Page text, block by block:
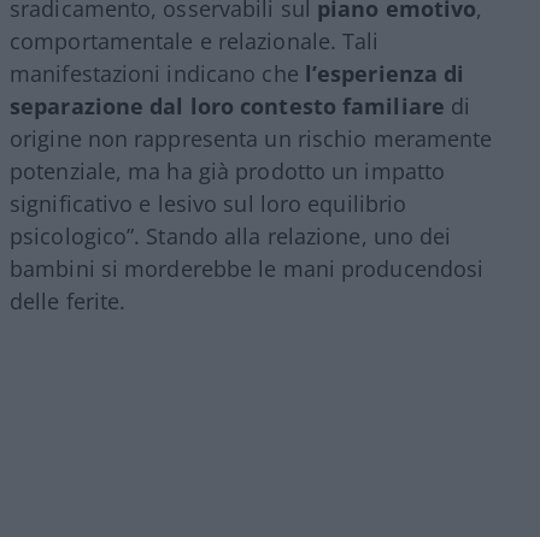
sradicamento, osservabili sul piano emotivo,
comportamentale e relazionale. Tali
manifestazioni indicano che l’esperienza di
separazione dal loro contesto familiare di
origine non rappresenta un rischio meramente
potenziale, ma ha già prodotto un impatto
significativo e lesivo sul loro equilibrio
psicologico”. Stando alla relazione, uno dei
bambini si morderebbe le mani producendosi
delle ferite.